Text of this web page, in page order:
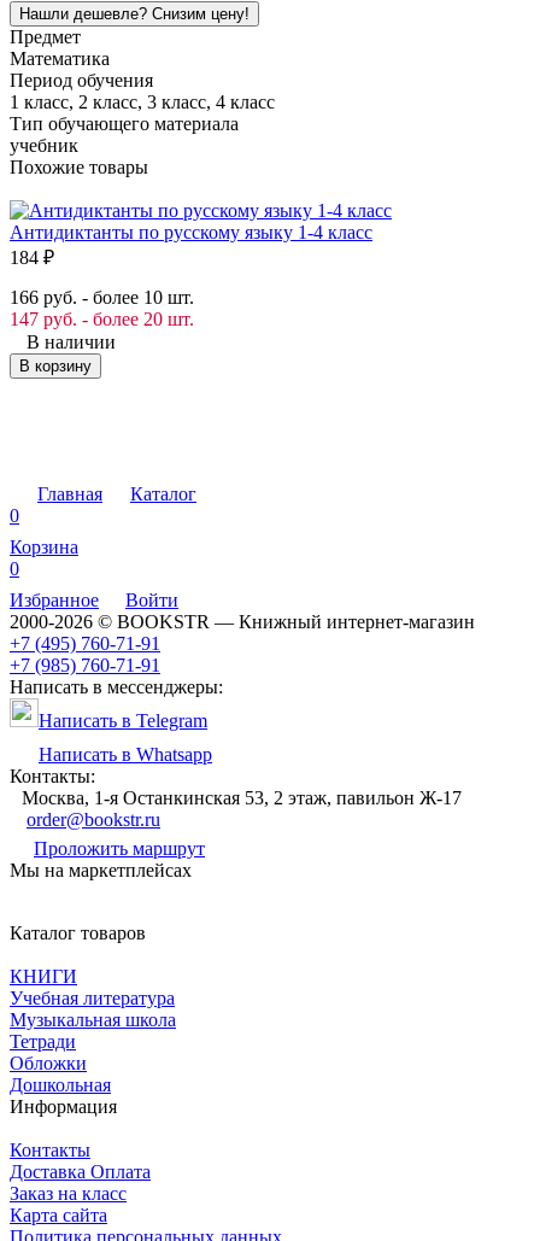
Предмет
Математика
Период обучения
1 класс, 2 класс, 3 класс, 4 класс
Тип обучающего материала
учебник
Похожие товары
Антидиктанты по русскому языку 1-4 класс
184 ₽
166 руб. - более 10 шт.
147 руб. - более 20 шт.
В наличии
В корзину
Главная
Каталог
0
Корзина
0
Избранное
Войти
2000-2026 © BOOKSTR — Книжный интернет-магазин
+7 (495) 760-71-91
+7 (985) 760-71-91
Написать в мессенджеры:
Написать в Telegram
Написать в Whatsapp
Контакты:
Москва, 1-я Останкинская 53, 2 этаж, павильон Ж-17
order@bookstr.ru
Проложить маршрут
Мы на маркетплейсах
Каталог товаров
КНИГИ
Учебная литература
Музыкальная школа
Тетради
Обложки
Дошкольная
Информация
Контакты
Доставка Оплата
Заказ на класс
Карта сайта
Политика персональных данных